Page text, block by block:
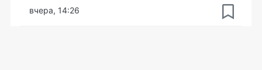
вчера, 14:26